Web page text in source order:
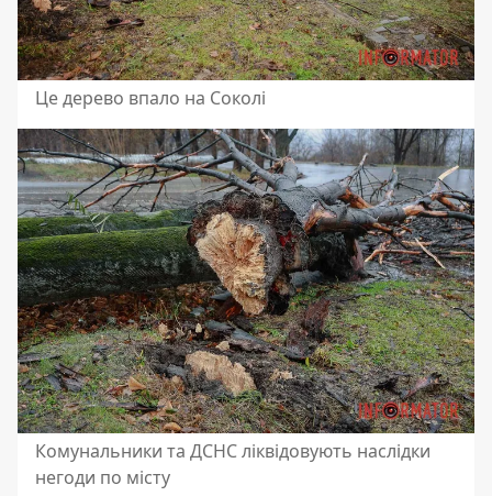
Це дерево впало на Соколі
Комунальники та ДСНС ліквідовують наслідки
негоди по місту